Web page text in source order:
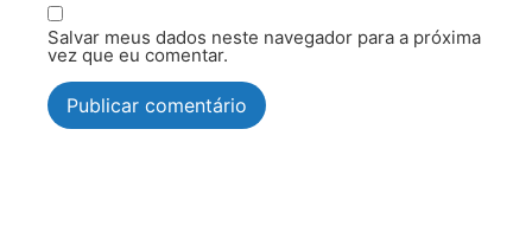
Salvar meus dados neste navegador para a próxima
vez que eu comentar.